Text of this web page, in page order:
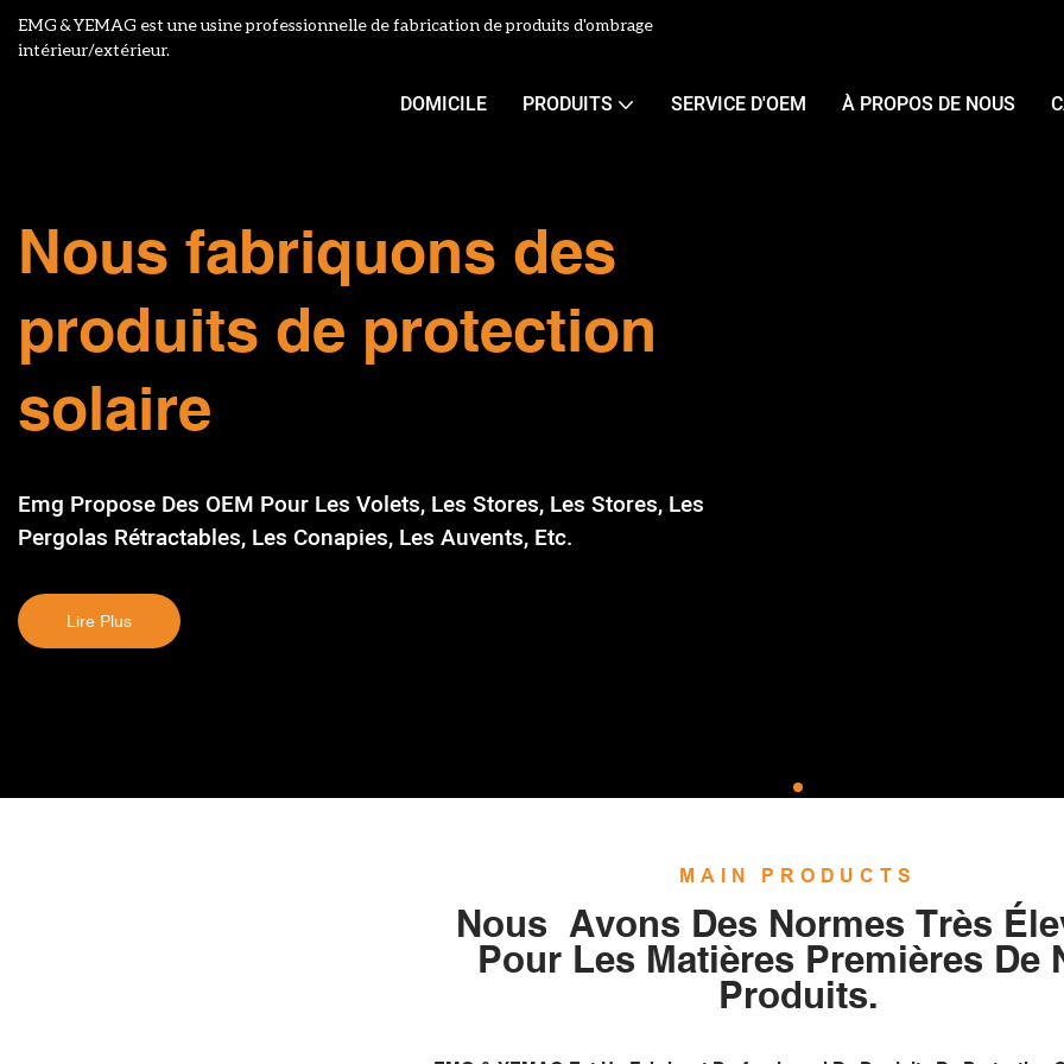
EMG & YEMAG est une usine professionnelle de fabrication de produits d'ombrage
intérieur/extérieur.
DOMICILE PRODUITS SERVICE D'OEM À PROPOS DE NOUS
Nous fabriquons des
produits de protection
solaire
Emg Propose Des OEM Pour Les Volets, Les Stores, Les Stores, Les
Pergolas Rétractables, Les Conapies, Les Auvents, Etc.
Lire Plus
MAIN PRODUCTS
Nous Avons Des Normes Très
Pour Les Matières Premières De
Produits.